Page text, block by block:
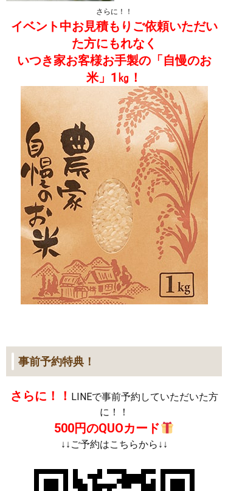
さらに！！
イベント中お見積もりご依頼いただい
た方にもれなく
いつき家お客様お手製の「自慢のお
米」1㎏！
事前予約特典！
さらに！！ LINEで事前予約していただいた方
に！！
500円のQUOカード
↓↓ご予約はこちらから↓↓